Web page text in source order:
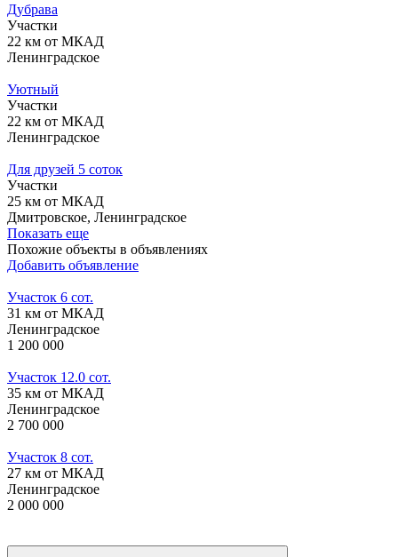
Дубрава
Участки
22 км от МКАД
Ленинградское
Уютный
Участки
22 км от МКАД
Ленинградское
Для друзей 5 соток
Участки
25 км от МКАД
Дмитровское, Ленинградское
Показать еще
Похожие объекты в объявлениях
Добавить объявление
Участок 6 сот.
31 км от МКАД
Ленинградское
1 200 000
Участок 12.0 сот.
35 км от МКАД
Ленинградское
2 700 000
Участок 8 сот.
27 км от МКАД
Ленинградское
2 000 000